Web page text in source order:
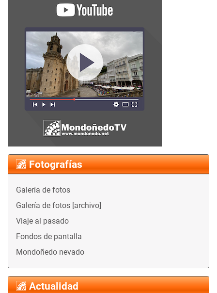
Fotografías
Galería de fotos
Galería de fotos [archivo]
Viaje al pasado
Fondos de pantalla
Mondoñedo nevado
Actualidad